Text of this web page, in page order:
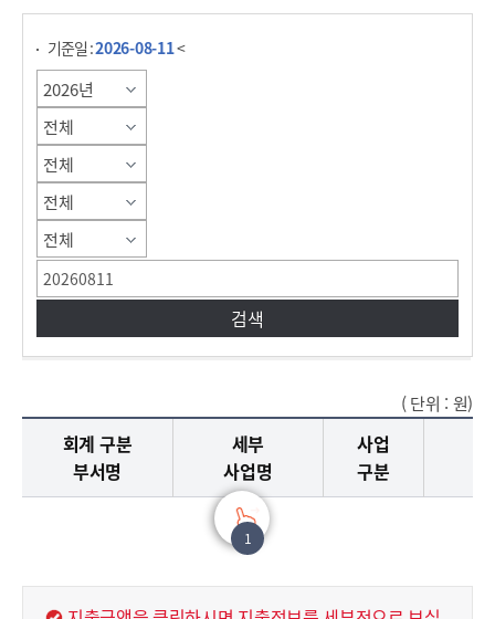
게시물 검색
기준일 :2026-08-11<
( 단위 : 원)
세부사업진행현황에 대한 내용으로 회계구분 부서명, 세부 사업명, 사업 구분, 분야, 예산현액, 지출액, 집행잔액, 집행률로 구분되어 제공합니다.
회계 구분
부서명
세부
사업명
사업
구분
1